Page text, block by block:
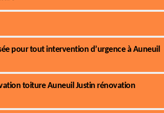
pour tout intervention d’urgence à Auneuil
toiture Auneuil Justin rénovation